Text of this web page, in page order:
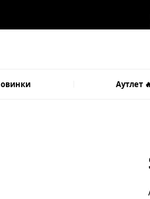
Аутлет